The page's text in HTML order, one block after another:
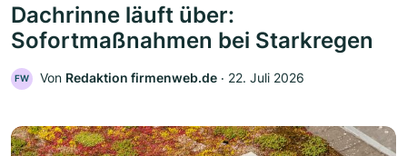
Dachrinne läuft über:
Sofortmaßnahmen bei Starkregen
FW Von Redaktion firmenweb.de ‧ 22. Juli 2026